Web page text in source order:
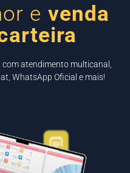
e venda
atendimento multicanal,
WhatsApp Oficial e mais!